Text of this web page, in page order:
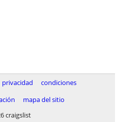
privacidad
condiciones
mapa del sitio
craigslist